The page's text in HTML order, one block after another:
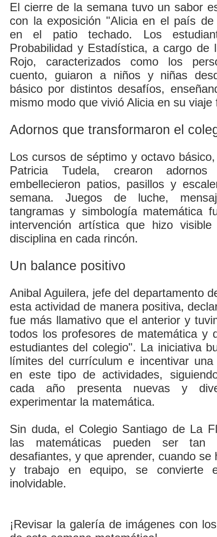
El cierre de la semana tuvo un sabor
con la exposición "Alicia en el país de
en el patio techado. Los
Probabilidad y Estadística, a cargo de
Rojo, caracterizados como los
cuento, guiaron a niños y niñas
básico por distintos desafíos,
mismo modo que vivió Alicia en su viaje
Adornos que transformaron el
Los cursos de séptimo y octavo
Patricia Tudela, crearon adornos
embellecieron patios, pasillos y
semana. Juegos de luche,
tangramas y simbología matemática
intervención artística que hizo
disciplina en cada rincón.
Un balance positivo
Anibal Aguilera, jefe del departamento
esta actividad de manera positiva,
fue más llamativo que el anterior y
todos los profesores de matemática y
estudiantes del colegio". La iniciativa
límites del currículum e incentivar una
en este tipo de actividades,
cada año presenta nuevas y
experimentar la matemática.
Sin duda, el Colegio Santiago de La
las matemáticas pueden ser tan
desafiantes, y que aprender, cuando se
y trabajo en equipo, se convierte
inolvidable.
¡Revisar la galería de imágenes con